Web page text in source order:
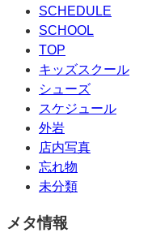
SCHEDULE
SCHOOL
TOP
キッズスクール
シューズ
スケジュール
外岩
店内写真
忘れ物
未分類
メタ情報